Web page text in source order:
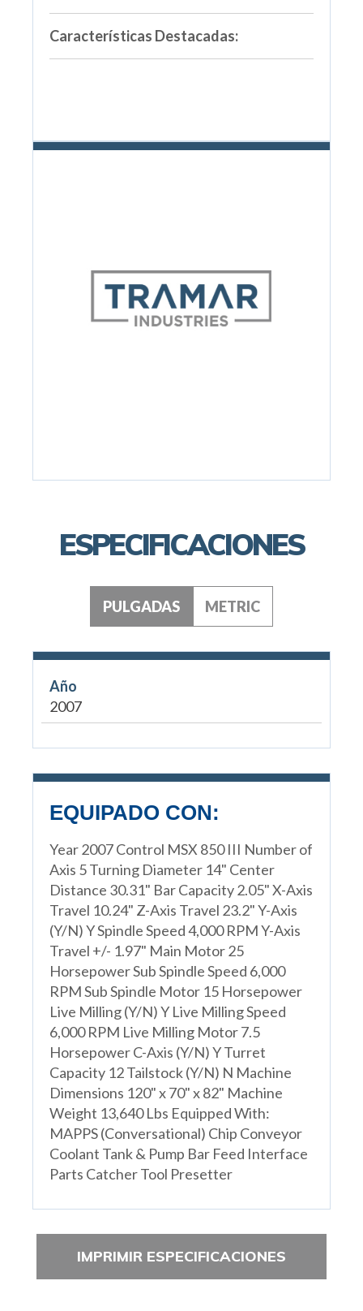
Características Destacadas:
ESPECIFICACIONES
PULGADAS METRIC
Año
2007
EQUIPADO CON:
Year 2007 Control MSX 850 III Number of
Axis 5 Turning Diameter 14" Center
Distance 30.31" Bar Capacity 2.05" X-Axis
Travel 10.24" Z-Axis Travel 23.2" Y-Axis
(Y/N) Y Spindle Speed 4,000 RPM Y-Axis
Travel +/- 1.97" Main Motor 25
Horsepower Sub Spindle Speed 6,000
RPM Sub Spindle Motor 15 Horsepower
Live Milling (Y/N) Y Live Milling Speed
6,000 RPM Live Milling Motor 7.5
Horsepower C-Axis (Y/N) Y Turret
Capacity 12 Tailstock (Y/N) N Machine
Dimensions 120" x 70" x 82" Machine
Weight 13,640 Lbs Equipped With:
MAPPS (Conversational) Chip Conveyor
Coolant Tank & Pump Bar Feed Interface
Parts Catcher Tool Presetter
IMPRIMIR ESPECIFICACIONES